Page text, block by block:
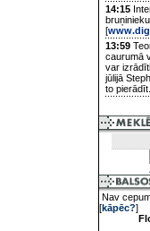
14:15
[
13:59
caurumā
var
jūlijā
to
Nav
[kāpēc?]